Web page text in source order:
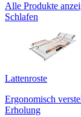
Alle Produkte
Schlafen
Lattenroste
Ergonomisch
Erholung